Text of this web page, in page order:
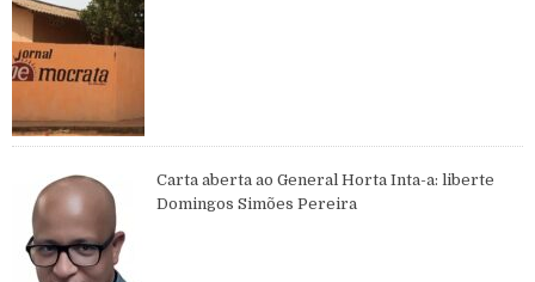
Carta aberta ao General Horta Inta-a: liberte
Domingos Simões Pereira